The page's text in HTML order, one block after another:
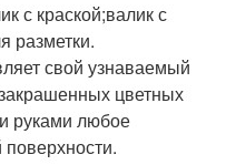
с краской;валик с
разметки.
свой узнаваемый
цветных
руками любое